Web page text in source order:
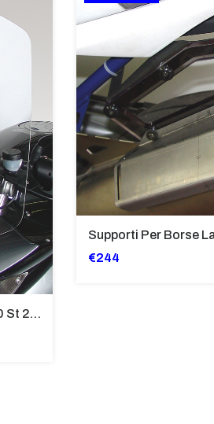
Cupolino Alto Per Bmw R 1200 St 2004 - 2007 TRASPARENTE - Sc950-T
€244